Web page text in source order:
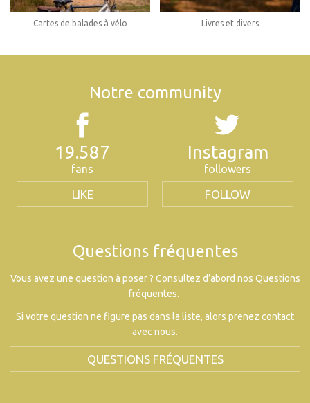
Cartes de balades à vélo Livres et divers
Notre community
19.587
fans
LIKE
Instagram
followers
FOLLOW
Questions fréquentes
Vous avez une question à poser ? Consultez d’abord nos Questions
fréquentes.
Si votre question ne figure pas dans la liste, alors prenez contact
avec nous.
QUESTIONS FRÉQUENTES